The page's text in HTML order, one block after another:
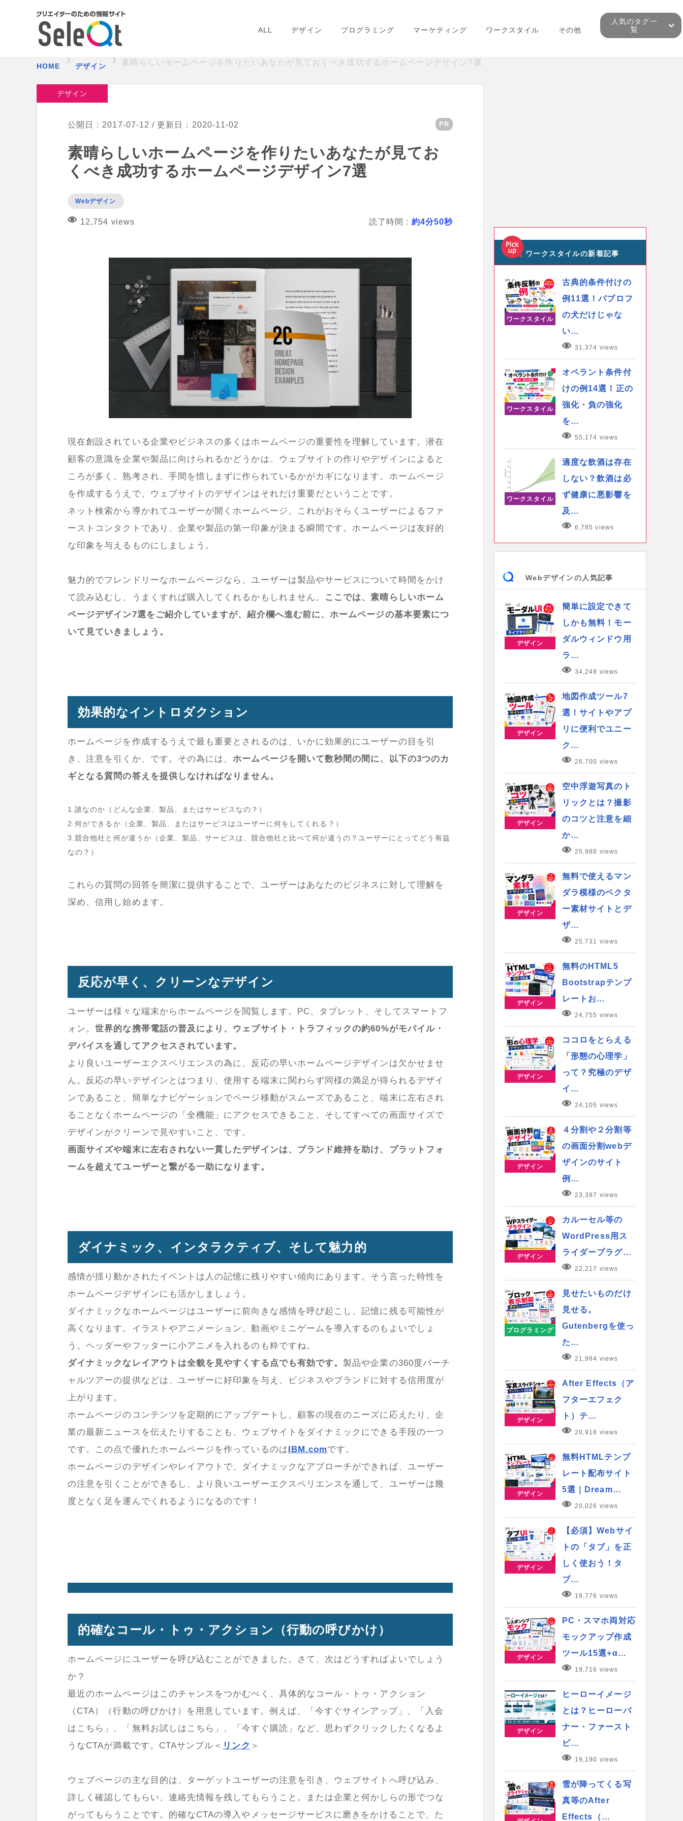
ALL デザイン プログラミング マーケティング ワークスタイル その他
人気のタグ一
覧
HOME デザイン 素晴らしいホームページを作りたいあなたが見ておくべき成功するホームページデザイン7選
デザイン
公開日：2017-07-12 / 更新日：2020-11-02 PR
素晴らしいホームページを作りたいあなたが見てお
くべき成功するホームページデザイン7選
Webデザイン
12,754 views 読了時間 : 約4分50秒
現在創設されている企業やビジネスの多くはホームページの重要性を理解しています。潜在
顧客の意識を企業や製品に向けられるかどうかは、ウェブサイトの作りやデザインによると
ころが多く、熟考され、手間を惜しまずに作られているかがカギになります。ホームページ
を作成するうえで、ウェブサイトのデザインはそれだけ重要だということです。
ネット検索から導かれてユーザーが開くホームページ、これがおそらくユーザーによるファ
ーストコンタクトであり、企業や製品の第一印象が決まる瞬間です。ホームページは友好的
な印象を与えるものにしましょう。
魅力的でフレンドリーなホームページなら、ユーザーは製品やサービスについて時間をかけ
て読み込むし、うまくすれば購入してくれるかもしれません。
ここでは、素晴らしいホーム
ページデザイン7選をご紹介していますが、紹介欄へ進む前に、ホームページの基本要素につ
いて見ていきましょう。
効果的なイントロダクション
ホームページを作成するうえで最も重要とされるのは、いかに効果的にユーザーの目を引
き、注意を引くか、です。その為には、ホームページを開いて数秒間の間に、以下の3つのカ
ギとなる質問の答えを提供しなければなりません。
1.誰なのか（どんな企業、製品、またはサービスなの？）
2.何ができるか（企業、製品、またはサービスはユーザーに何をしてくれる？）
3.競合他社と何が違うか（企業、製品、サービスは、競合他社と比べて何が違うの？ユーザーにとってどう有益
なの？）
これらの質問の回答を簡潔に提供することで、ユーザーはあなたのビジネスに対して理解を
深め、信用し始めます。
反応が早く、クリーンなデザイン
ユーザーは様々な端末からホームページを閲覧します。PC、タブレット、そしてスマートフ
ォン。世界的な携帯電話の普及により、ウェブサイト・トラフィックの約60%がモバイル・
デバイスを通してアクセスされています。
より良いユーザーエクスペリエンスの為に、反応の早いホームページデザインは欠かせませ
ん。反応の早いデザインとはつまり、使用する端末に関わらず同様の満足が得られるデザイ
ンであること、簡単なナビゲーションでページ移動がスムーズであること、端末に左右され
ることなくホームページの「全機能」にアクセスできること、そしてすべての画面サイズで
デザインがクリーンで見やすいこと、です。
画面サイズや端末に左右されない一貫したデザインは、ブランド維持を助け、プラットフォ
ームを超えてユーザーと繋がる一助になります。
ダイナミック、インタラクティブ、そして魅力的
感情が揺り動かされたイベントは人の記憶に残りやすい傾向にあります。そう言った特性を
ホームページデザインにも活かしましょう。
ダイナミックなホームページはユーザーに前向きな感情を呼び起こし、記憶に残る可能性が
高くなります。イラストやアニメーション、動画やミニゲームを導入するのもよいでしょ
う。ヘッダーやフッターに小アニメを入れるのも粋ですね。
ダイナミックなレイアウトは全貌を見やすくする点でも有効です。製品や企業の360度バーチ
ャルツアーの提供などは、ユーザーに好印象を与え、ビジネスやブランドに対する信用度が
上がります。
ホームページのコンテンツを定期的にアップデートし、顧客の現在のニーズに応えたり、企
業の最新ニュースを伝えたりすることも、ウェブサイトをダイナミックにできる手段の一つ
です。この点で優れたホームページを作っているのは IBM.comです。
ホームページのデザインやレイアウトで、ダイナミックなアプローチができれば、ユーザー
の注意を引くことができるし、より良いユーザーエクスペリエンスを通して、ユーザーは幾
度となく足を運んでくれるようになるのです！
的確なコール・トゥ・アクション（行動の呼びかけ）
ホームページにユーザーを呼び込むことができました。さて、次はどうすればよいでしょう
か？
最近のホームページはこのチャンスをつかむべく、具体的なコール・トゥ・アクション
（CTA）（行動の呼びかけ）を用意しています。例えば、「今すぐサインアップ」、「入会
はこちら」、「無料お試しはこちら」、「今すぐ購読」など、思わずクリックしたくなるよ
うなCTAが満載です。CTAサンプル＜ リンク ＞
ウェブページの主な目的は、ターゲットユーザーの注意を引き、ウェブサイトへ呼び込み、
詳しく確認してもらい、連絡先情報を残してもらうこと。または企業と何かしらの形でつな
がってもらうことです。的確なCTAの導入やメッセージサービスに磨きをかけることで、た
ワークスタイルの新着記事
ワークスタイル
古典的条件付けの
例11選！パブロフ
の犬だけじゃな
い…
31,374 views
ワークスタイル
オペラント条件付
けの例14選！正の
強化・負の強化
を…
55,174 views
ワークスタイル
適度な飲酒は存在
しない？飲酒は必
ず健康に悪影響を
及…
6,785 views
Webデザインの人気記事
デザイン
簡単に設定できて
しかも無料！モー
ダルウィンドウ用
ラ…
34,249 views
デザイン
地図作成ツール7
選！サイトやアプ
リに便利でユニー
ク…
26,700 views
デザイン
空中浮遊写真のト
リックとは？撮影
のコツと注意を細
か…
25,988 views
デザイン
無料で使えるマン
ダラ模様のベクタ
ー素材サイトとデ
ザ…
25,731 views
デザイン
無料のHTML5
Bootstrapテンプ
レートお…
24,755 views
デザイン
ココロをとらえる
「形態の心理学」
って？究極のデザ
イ…
24,105 views
デザイン
４分割や２分割等
の画面分割webデ
ザインのサイト
例…
23,397 views
デザイン
カルーセル等の
WordPress用ス
ライダープラグ…
22,217 views
プログラミング
見せたいものだけ
見せる。
Gutenbergを使っ
た…
21,984 views
デザイン
After Effects（ア
フターエフェク
ト）テ…
20,916 views
デザイン
無料HTMLテンプ
レート配布サイト
5選｜Dream…
20,026 views
デザイン
【必須】Webサイ
トの「タブ」を正
しく使おう！タ
ブ…
19,776 views
デザイン
PC・スマホ両対応
モックアップ作成
ツール15選+α…
19,716 views
デザイン
ヒーローイメージ
とは？ヒーローバ
ナー・ファースト
ビ…
19,190 views
雪が降ってくる写
真等のAfter
Effects（…